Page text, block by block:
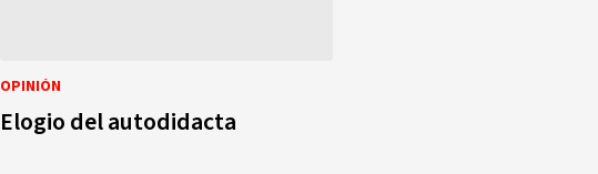
OPINIÓN
Elogio del autodidacta